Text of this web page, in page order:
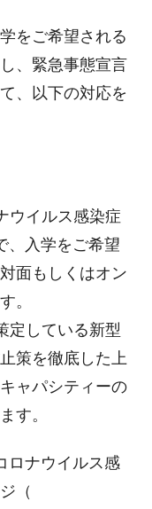
をご希望される
、緊急事態宣言
、以下の対応を
ウイルス感染症
、入学をご希望
面もしくはオン
。
定している新型
策を徹底した上
ャパシティーの
す。
ナウイルス感
（